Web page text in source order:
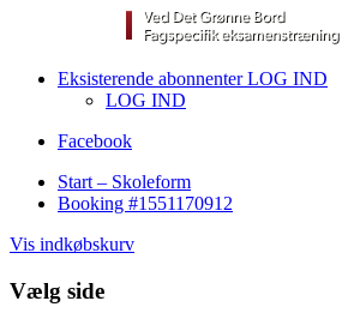
Eksisterende abonnenter LOG IND
LOG IND
Facebook
Start – Skoleform
Booking #1551170912
Vis indkøbskurv
Vælg side